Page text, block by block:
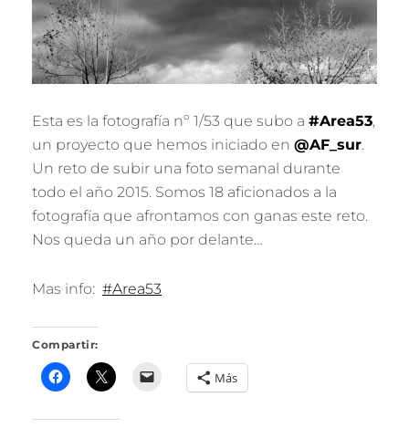
R
L
O
Esta es la fotografía nº 1/53 que subo a #Area53,
un proyecto que hemos iniciado en @AF_sur.
Un reto de subir una foto semanal durante
todo el año 2015. Somos 18 aficionados a la
fotografía que afrontamos con ganas este reto.
Nos queda un año por delante…
Mas info: #Area53
Compartir:
Más